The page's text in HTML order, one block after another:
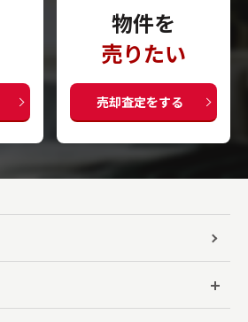
物件を
売りたい
売却査定をする